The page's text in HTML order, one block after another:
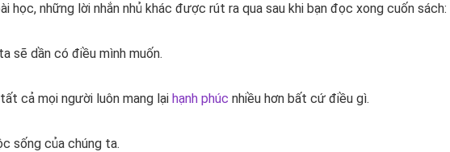
học, những lời nhắn nhủ khác được rút ra qua sau khi bạn đọc xong cuốn sách:
sẽ dần có điều mình muốn.
cả mọi người luôn mang lại hạnh phúc nhiều hơn bất cứ điều gì.
sống của chúng ta.